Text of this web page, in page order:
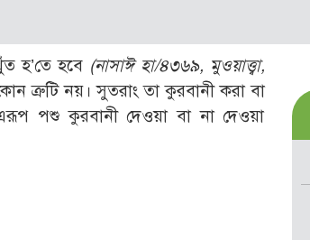
নৈতিকতা
হ’তে হবে (নাসাঈ হা/৪৩৬৯, মুওয়াত্ত্বা,
ত্রুটি নয়। সুতরাং তা কুরবানী করা বা
পশু কুরবানী দেওয়া বা না দেওয়া